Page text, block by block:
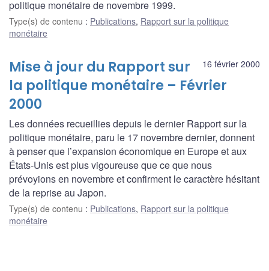
politique monétaire de novembre 1999.
Type(s) de contenu : Publications, Rapport sur la politique
monétaire
16 février 2000
Mise à jour du Rapport sur
la politique monétaire – Février
2000
Les données recueillies depuis le dernier Rapport sur la
politique monétaire, paru le 17 novembre dernier, donnent
à penser que l’expansion économique en Europe et aux
États-Unis est plus vigoureuse que ce que nous
prévoyions en novembre et confirment le caractère hésitant
de la reprise au Japon.
Type(s) de contenu : Publications, Rapport sur la politique
monétaire